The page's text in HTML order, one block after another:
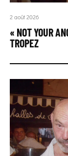
2 août 2026
« NOT YOUR
TROPEZ